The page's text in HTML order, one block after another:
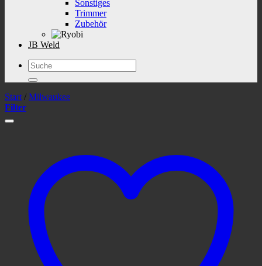
Sonstiges
Trimmer
Zubehör
JB Weld
Suchen
nach:
Start / Milwaukee
Filter